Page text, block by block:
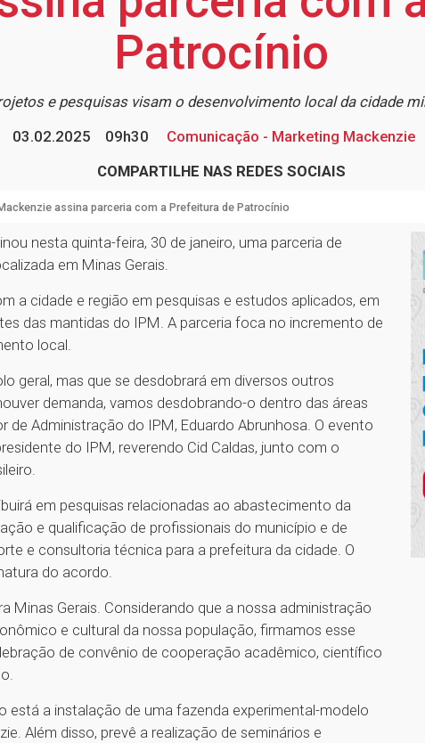
Patrocínio
e pesquisas visam o desenvolvimento local da cidade
03.02.2025
09h30
Comunicação - Marketing Mackenzie
COMPARTILHE NAS REDES SOCIAIS
assina parceria com a Prefeitura de Patrocínio
nesta quinta-feira, 30 de janeiro, uma parceria de
em Minas Gerais.
a cidade e região em pesquisas e estudos aplicados, em
das mantidas do IPM. A parceria foca no incremento de
local.
geral, mas que se desdobrará em diversos outros
demanda, vamos desdobrando-o dentro das áreas
de Administração do IPM, Eduardo Abrunhosa. O evento
do IPM, reverendo Cid Caldas, junto com o
em pesquisas relacionadas ao abastecimento da
e qualificação de profissionais do município e de
e consultoria técnica para a prefeitura da cidade. O
do acordo.
Minas Gerais. Considerando que a nossa administração
e cultural da nossa população, firmamos esse
de convênio de cooperação acadêmico, científico
está a instalação de uma fazenda experimental-modelo
Além disso, prevê a realização de seminários e